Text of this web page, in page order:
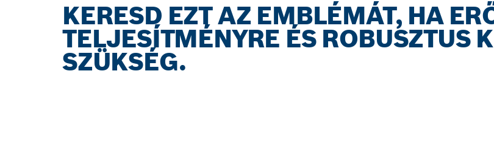
KERESD EZT AZ EMBLÉMÁT, HA
TELJESÍTMÉNYRE ÉS ROBUSZTUS
SZÜKSÉG.